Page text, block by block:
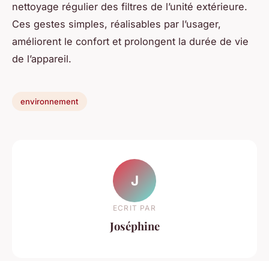
nettoyage régulier des filtres de l’unité extérieure.
Ces gestes simples, réalisables par l’usager,
améliorent le confort et prolongent la durée de vie
de l’appareil.
environnement
J
ECRIT PAR
Joséphine